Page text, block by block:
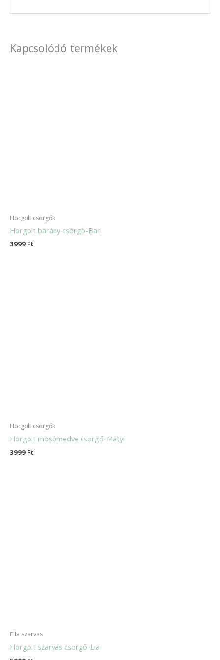
Kapcsolódó termékek
Horgolt csörgők
Horgolt bárány csörgő-Bari
3999 Ft
Horgolt csörgők
Horgolt mosómedve csörgő-Matyi
3999 Ft
Ella szarvas
Horgolt szarvas csörgő-Lia